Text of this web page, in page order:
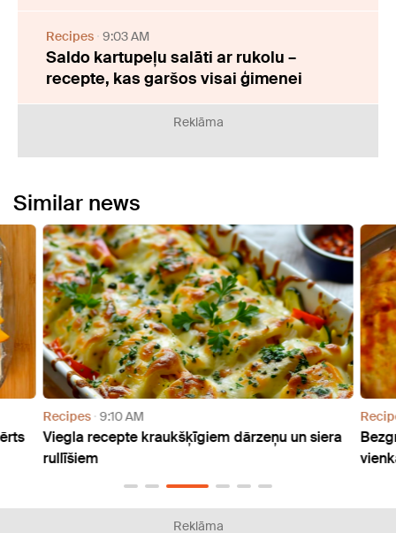
Recipes 9:03 AM
Saldo kartupeļu salāti ar rukolu –
recepte, kas garšos visai ģimenei
Reklāma
Similar news
Recipes 9:10 AM
Viegla recepte kraukšķīgiem dārzeņu un siera
rullīšiem
Reklāma